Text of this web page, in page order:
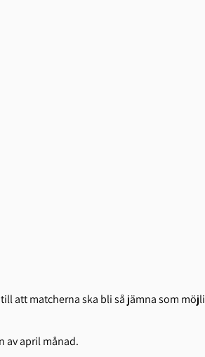
att matcherna ska bli så jämna som
av april månad.